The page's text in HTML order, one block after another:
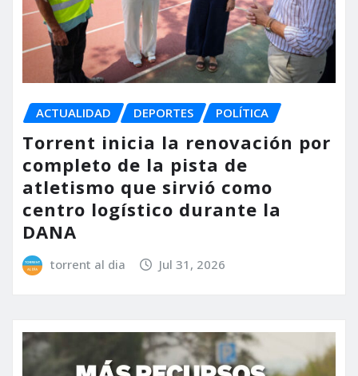
ACTUALIDAD DEPORTES POLÍTICA
Torrent inicia la renovación por
completo de la pista de
atletismo que sirvió como
centro logístico durante la
DANA
torrent al dia Jul 31, 2026